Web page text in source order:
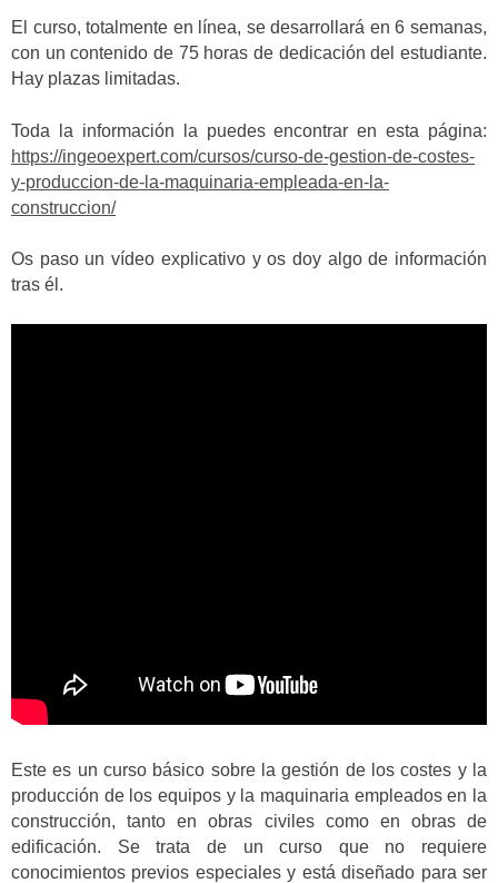
El curso, totalmente en línea, se desarrollará en 6 semanas,
con un contenido de 75 horas de dedicación del estudiante.
Hay plazas limitadas.
Toda la información la puedes encontrar en esta página:
https://ingeoexpert.com/cursos/curso-de-gestion-de-costes-
y-produccion-de-la-maquinaria-empleada-en-la-
construccion/
Os paso un vídeo explicativo y os doy algo de información
tras él.
Este es un curso básico sobre la gestión de los costes y la
producción de los equipos y la maquinaria empleados en la
construcción, tanto en obras civiles como en obras de
edificación. Se trata de un curso que no requiere
conocimientos previos especiales y está diseñado para ser